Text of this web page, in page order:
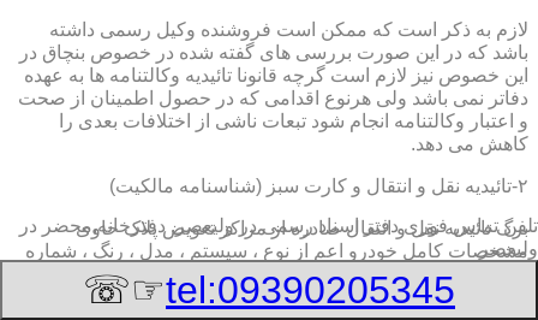
لازم به ذکر است که ممکن است فروشنده وکیل رسمی داشته
باشد که در این صورت بررسی های گفته شده در خصوص بنچاق در
این خصوص نیز لازم است گرچه قانونا تائیدیه وکالتنامه ها به عهده
دفاتر نمی باشد ولی هرنوع اقدامی که در حصول اطمینان از صحت
و اعتبار وکالتنامه انجام شود تبعات ناشی از اختلافات بعدی را
کاهش می دهد.
۲-تائیدیه نقل و انتقال و کارت سبز (شناسنامه مالکیت)
برگ تائیدیه نقل و انتقال صادره از مراکز تعویض پلاک حاوی
مشخصات کامل خودرو اعم از نوع ، سیستم ، مدل ، رنگ ، شماره
صدر صفحه و مشخصات فروشنده و خریدار اعم از مشخصات
تلفن تماس فوریدفتر اسناد رسمی در ولیعصر, دفترخانه,محضر در
ولیعصر
tel:09390205345
☞☏